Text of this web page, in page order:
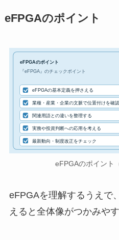
eFPGAのポイント
eFPGAのポイント
『eFPGA』のチェックポイント
eFPGAの基本定義を押さえる
業種・産業・企業の文脈で位置付けを確認
関連用語との違いを整理する
実務や投資判断への応用を考える
最新動向・制度改正をチェック
eFPGAのポイント
eFPGAを理解するうえで
えると全体像がつかみや